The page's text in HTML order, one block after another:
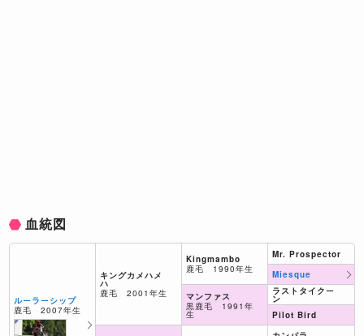
血統図
ルーラーシップ
鹿毛 2007年生
キングカメハメ
ハ
鹿毛 2001年生
Kingmambo
鹿毛 1990年生
マンファス
黒鹿毛 1991年
生
Mr. Prospector
Miesque
ラストタイクー
ン
Pilot Bird